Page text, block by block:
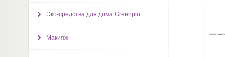
Эко-средства для дома Greenpin
Макияж